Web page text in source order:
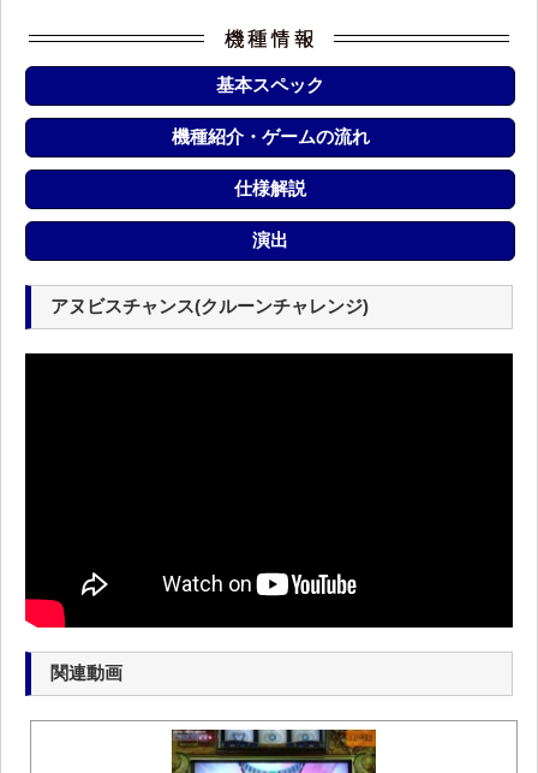
基本スペック
機種紹介・ゲームの流れ
仕様解説
演出
アヌビスチャンス(クルーンチャレンジ)
関連動画